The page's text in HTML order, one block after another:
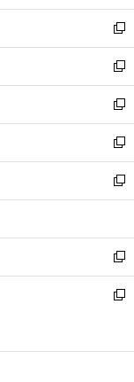
開
く
ウ
で
開
く
ン
ド
ウ
で
開
く
ウ
ィ
ン
ド
ウ
で
開
く
新
し
い
ウ
ィ
ン
ド
ウ
で
開
新
し
い
ウ
ィ
ン
ド
ウ
開
く
新
し
い
ウ
ィ
ン
ウ
で
開
く
新
し
い
ウ
ン
ド
ウ
で
新
し
ウ
ィ
ン
ド
開
新
し
い
ン
新
ウ